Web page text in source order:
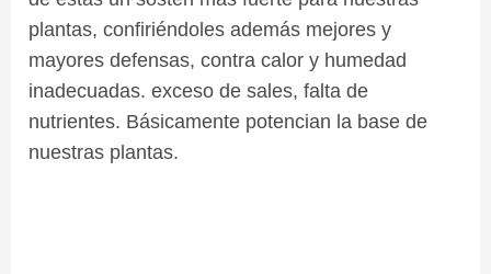
plantas, confiriéndoles además mejores y
mayores defensas, contra calor y humedad
inadecuadas. exceso de sales, falta de
nutrientes. Básicamente potencian la base de
nuestras plantas.